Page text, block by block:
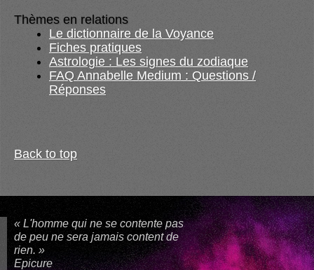
Thèmes en relations
Le dictionnaire de la Voyance
Fiches pratiques
Astrologie : Les signes du zodiaque
FAQ Annabelle Medium : Questions /
Réponses
Back to top
« L'homme qui ne se contente pas
de peu ne sera jamais content de
rien. »
Epicure